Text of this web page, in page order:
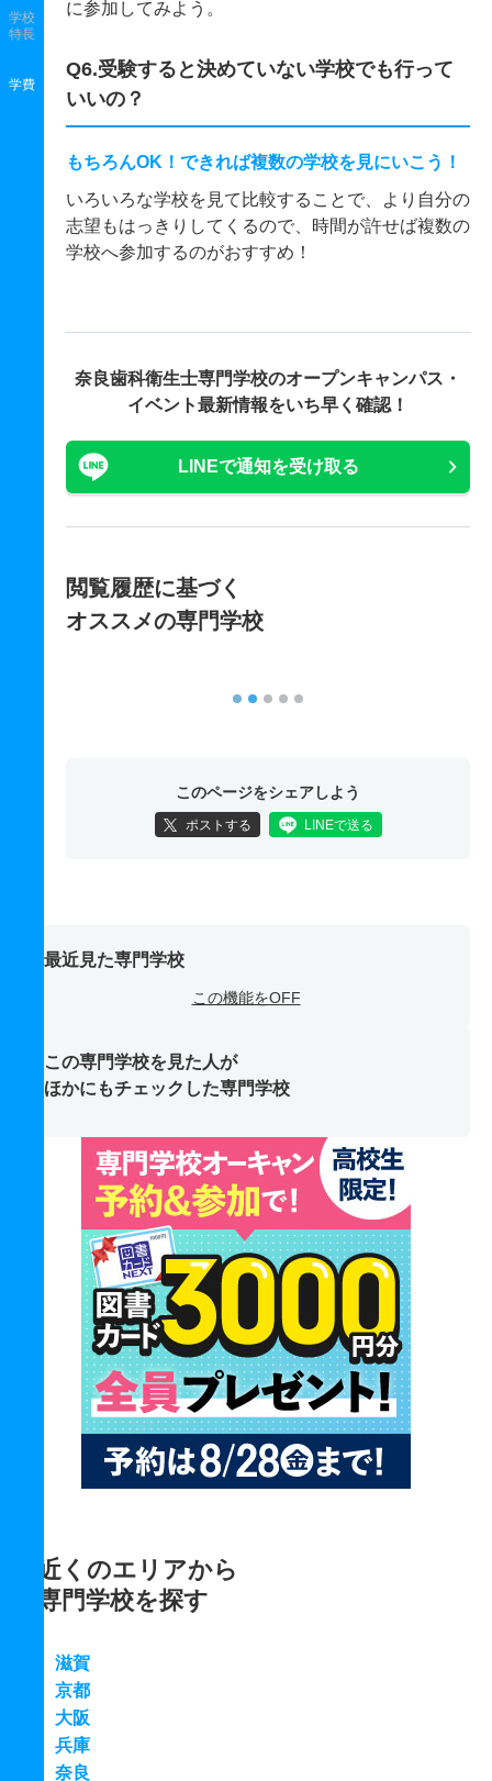
学校
特長
学費
に参加してみよう。
Q6.受験すると決めていない学校でも行って
いいの？
もちろんOK！できれば複数の学校を見にいこう！
いろいろな学校を見て比較することで、より自分の
志望もはっきりしてくるので、時間が許せば複数の
学校へ参加するのがおすすめ！
奈良歯科衛生士専門学校のオープンキャンパス・
イベント最新情報をいち早く確認！
LINEで通知を受け取る
閲覧履歴に基づく
オススメの専門学校
このページをシェアしよう
ポストする LINEで送る
最近見た専門学校
この機能をOFF
この専門学校を見た人が
ほかにもチェックした専門学校
近くのエリアから
専門学校を探す
滋賀
京都
大阪
兵庫
奈良